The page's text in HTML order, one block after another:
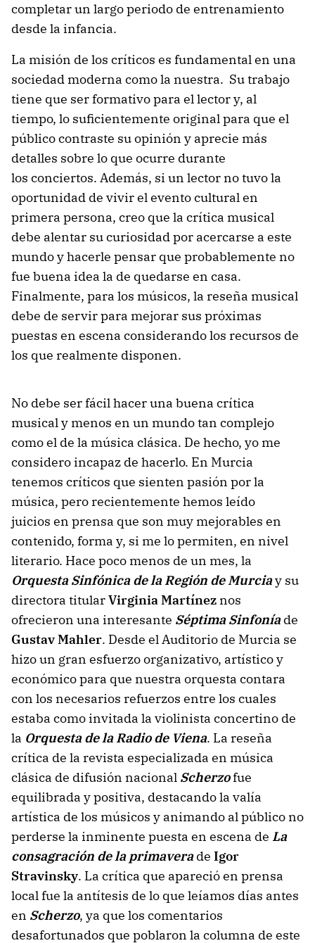
completar un largo periodo de entrenamiento
desde la infancia.
La misión de los críticos es fundamental en una
sociedad moderna como la nuestra. Su trabajo
tiene que ser formativo para el lector y, al
tiempo, lo suficientemente original para que el
público contraste su opinión y aprecie más
detalles sobre lo que ocurre durante
los conciertos. Además, si un lector no tuvo la
oportunidad de vivir el evento cultural en
primera persona, creo que la crítica musical
debe alentar su curiosidad por acercarse a este
mundo y hacerle pensar que probablemente no
fue buena idea la de quedarse en casa.
Finalmente, para los músicos, la reseña musical
debe de servir para mejorar sus próximas
puestas en escena considerando los recursos de
los que realmente disponen.
No debe ser fácil hacer una buena crítica
musical y menos en un mundo tan complejo
como el de la música clásica. De hecho, yo me
considero incapaz de hacerlo. En Murcia
tenemos críticos que sienten pasión por la
música, pero recientemente hemos leído
juicios en prensa que son muy mejorables en
contenido, forma y, si me lo permiten, en nivel
literario. Hace poco menos de un mes, la
Orquesta Sinfónica de la Región de Murciay su
directora titularVirginia Martíneznos
ofrecieron una interesante Séptima Sinfoníade
Gustav Mahler. Desde el Auditorio de Murcia se
hizo un gran esfuerzo organizativo, artístico y
económico para que nuestra orquesta contara
con los necesarios refuerzos entre los cuales
estaba como invitada la violinista concertino de
la Orquesta de la Radio de Viena. La reseña
crítica de la revista especializada en música
clásica de difusión nacional Scherzofue
equilibrada y positiva, destacando la valía
artística de los músicos y animando al público no
perderse la inminente puesta en escena de La
consagración de la primaverade Igor
Stravinsky. La crítica que apareció en prensa
local fue la antítesis de lo que leíamos días antes
en Scherzo, ya que los comentarios
desafortunados que poblaron la columna de este